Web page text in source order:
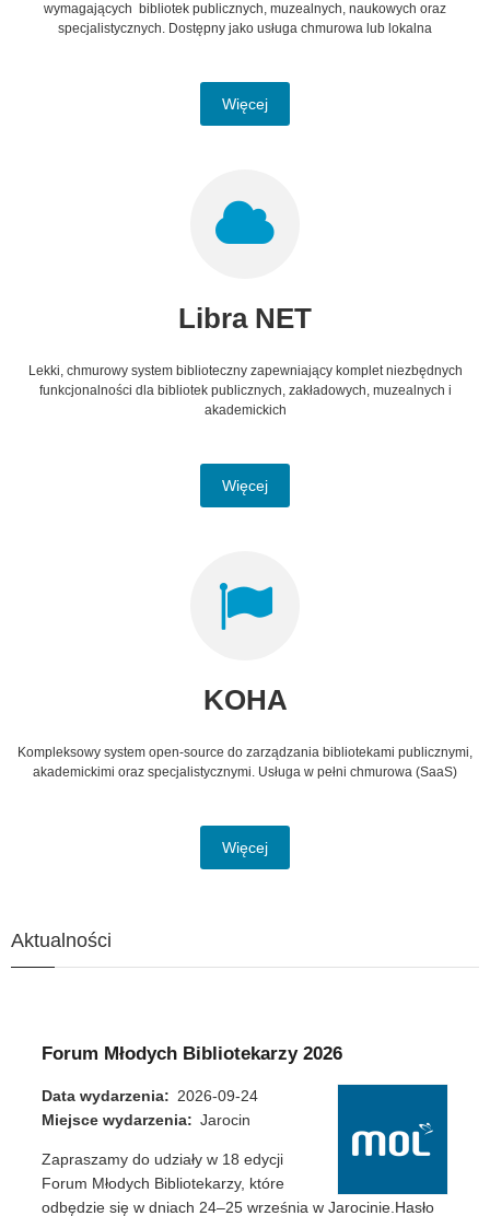
wymagających bibliotek publicznych, muzealnych, naukowych oraz
specjalistycznych. Dostępny jako usługa chmurowa lub lokalna
Więcej
Libra NET
Lekki, chmurowy system biblioteczny zapewniający komplet niezbędnych
funkcjonalności dla bibliotek publicznych, zakładowych, muzealnych i
akademickich
Więcej
KOHA
Kompleksowy system open-source do zarządzania bibliotekami publicznymi,
akademickimi oraz specjalistycznymi. Usługa w pełni chmurowa (SaaS)
Więcej
Aktualności
Forum Młodych Bibliotekarzy 2026
Data wydarzenia
2026-09-24
Miejsce wydarzenia
Jarocin
Zapraszamy do udziały w 18 edycji
Forum Młodych Bibliotekarzy, które
odbędzie się w dniach 24–25 września w Jarocinie.Hasło